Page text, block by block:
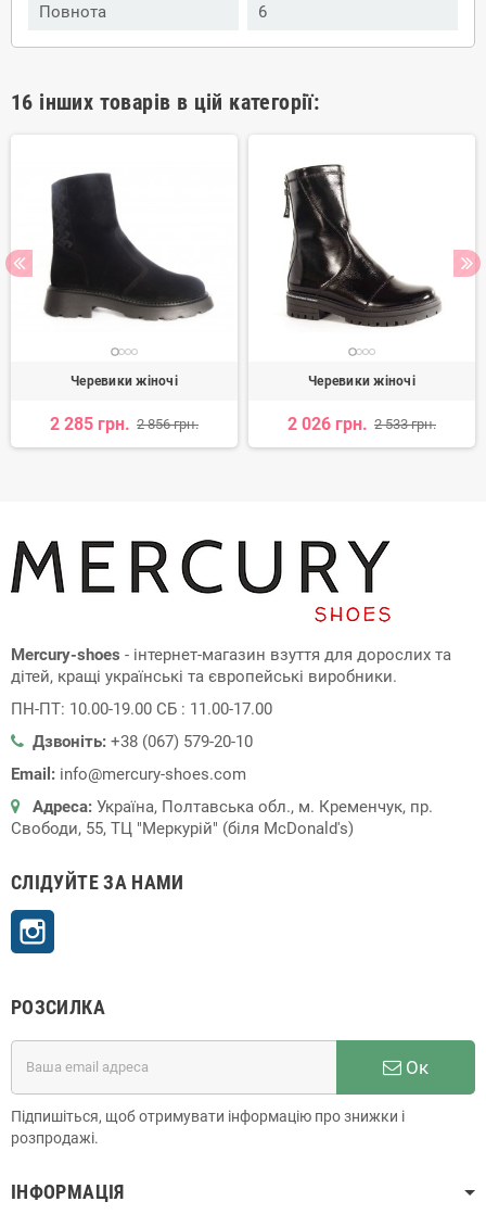
Повнота 6
16 інших товарів в цій категорії:
Черевики жіночі
2 285 грн. 2 856 грн.
Черевики жіночі
2 026 грн. 2 533 грн.
Mercury-shoes - інтернет-магазин взуття для дорослих та
дітей, кращі українські та європейські виробники.
ПН-ПТ: 10.00-19.00 СБ : 11.00-17.00
Дзвоніть: +38 (067) 579-20-10
Email: info@mercury-shoes.com
Адреса: Україна, Полтавська обл., м. Кременчук, пр.
Свободи, 55, ТЦ "Меркурій" (біля McDonald's)
СЛІДУЙТЕ ЗА НАМИ
РОЗСИЛКА
Ок
Підпишіться, щоб отримувати інформацію про знижки і
розпродажі.
ІНФОРМАЦІЯ